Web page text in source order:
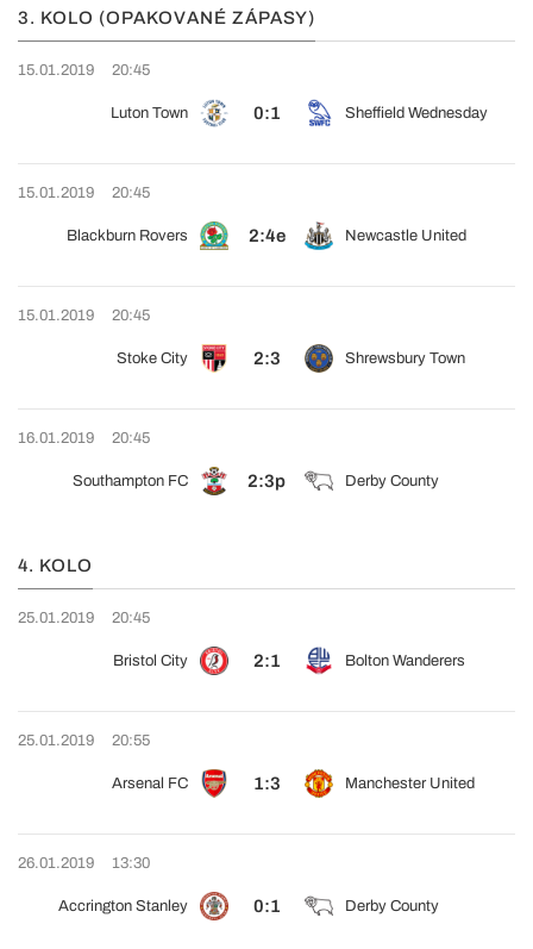
3. KOLO (OPAKOVANÉ ZÁPASY)
15.01.2019 20:45
Luton Town 0:1 Sheffield Wednesday
15.01.2019 20:45
Blackburn Rovers 2:4e Newcastle United
15.01.2019 20:45
Stoke City 2:3 Shrewsbury Town
16.01.2019 20:45
Southampton FC 2:3p Derby County
4. KOLO
25.01.2019 20:45
Bristol City 2:1 Bolton Wanderers
25.01.2019 20:55
Arsenal FC 1:3 Manchester United
26.01.2019 13:30
Accrington Stanley 0:1 Derby County